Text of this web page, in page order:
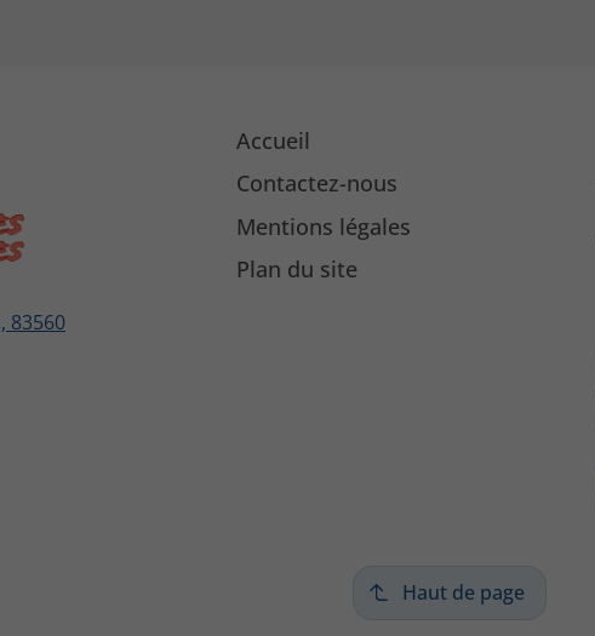
83560
Accueil
Contactez-nous
Mentions légales
Plan du site
Haut de page